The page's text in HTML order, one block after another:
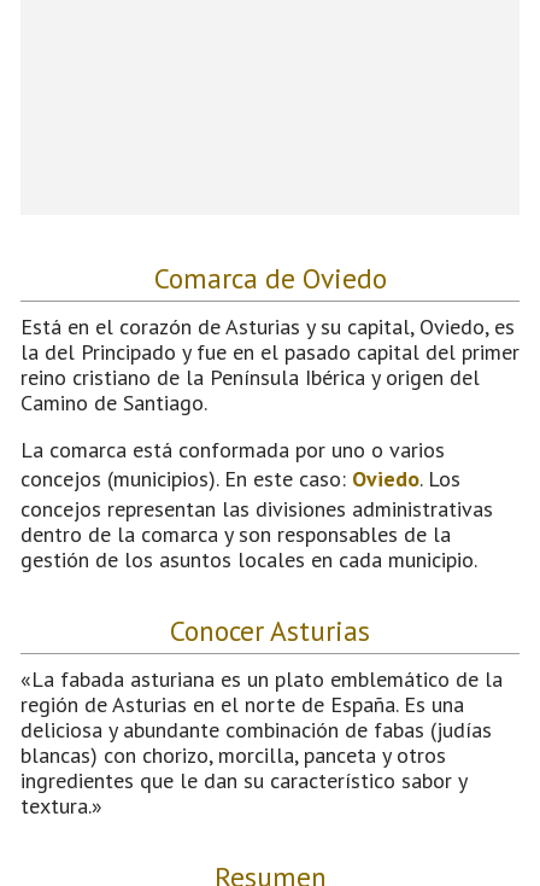
Comarca de Oviedo
Está en el corazón de Asturias y su capital, Oviedo, es
la del Principado y fue en el pasado capital del primer
reino cristiano de la Península Ibérica y origen del
Camino de Santiago.
La comarca está conformada por uno o varios
concejos (municipios). En este caso: Oviedo. Los
concejos representan las divisiones administrativas
dentro de la comarca y son responsables de la
gestión de los asuntos locales en cada municipio.
Conocer Asturias
«La fabada asturiana es un plato emblemático de la
región de Asturias en el norte de España. Es una
deliciosa y abundante combinación de fabas (judías
blancas) con chorizo, morcilla, panceta y otros
ingredientes que le dan su característico sabor y
textura.»
Resumen